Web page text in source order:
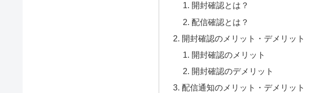
開封確認とは？
配信確認とは？
開封確認のメリット・デメリット
開封確認のメリット
開封確認のデメリット
配信通知のメリット・デメリット